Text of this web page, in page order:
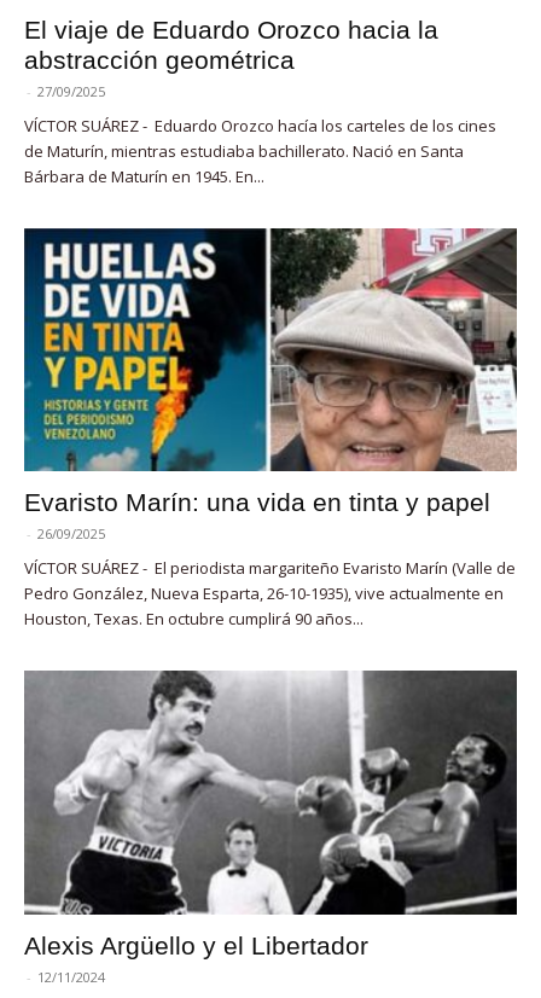
El viaje de Eduardo Orozco hacia la
abstracción geométrica
- 27/09/2025
VÍCTOR SUÁREZ - Eduardo Orozco hacía los carteles de los cines
de Maturín, mientras estudiaba bachillerato. Nació en Santa
Bárbara de Maturín en 1945. En...
Evaristo Marín: una vida en tinta y papel
- 26/09/2025
VÍCTOR SUÁREZ - El periodista margariteño Evaristo Marín (Valle de
Pedro González, Nueva Esparta, 26-10-1935), vive actualmente en
Houston, Texas. En octubre cumplirá 90 años...
Alexis Argüello y el Libertador
- 12/11/2024